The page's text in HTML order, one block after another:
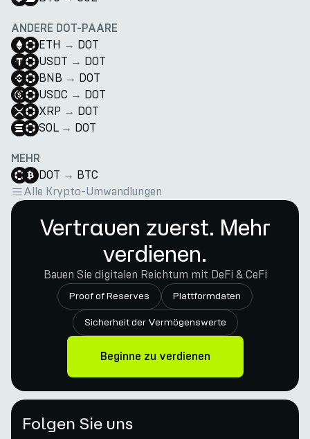
ANDERE DOT-PAARE
ETH → DOT
USDT → DOT
BNB → DOT
USDC → DOT
XRP → DOT
SOL → DOT
MEHR
DOT → BTC
Alle Krypto-Umwandlungen
Vertrauen zuerst. Mehr
verdienen.
Bauen Sie digitalen Reichtum mit DeFi & CeFi
Proof of Reserves Plattformdaten
Sicherheit der Vermögenswerte
Beginne zu verdienen
Folgen Sie uns